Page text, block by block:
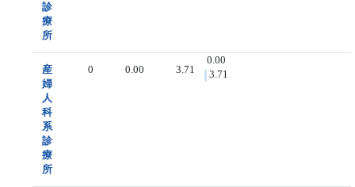
診
療
所
産
婦
人
科
系
診
療
所
0 0.00 3.71
0.00
3.71